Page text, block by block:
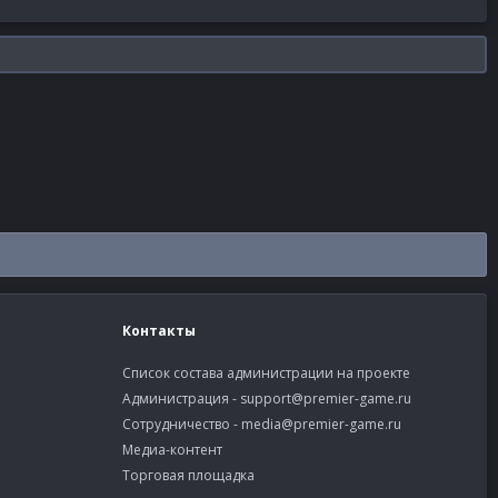
Контакты
Список состава администрации на проекте
Администрация - support@premier-game.ru
Сотрудничество - media@premier-game.ru
Медиа-контент
Торговая площадка